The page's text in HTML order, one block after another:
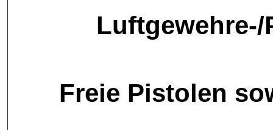
Freie Pistolen